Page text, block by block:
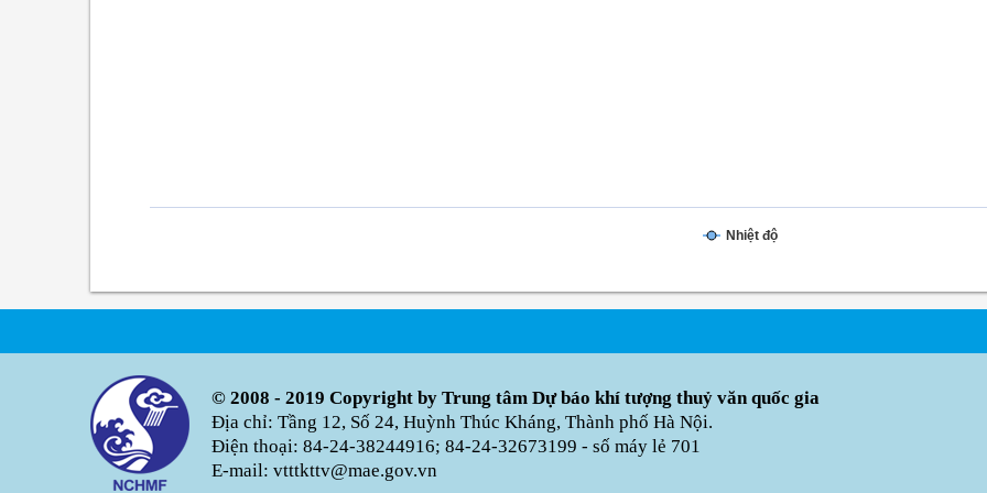
Nhiệt độ
© 2008 - 2019 Copyright by Trung tâm Dự báo khí tượng thuỷ văn quốc gia
Địa chỉ: Tầng 12, Số 24, Huỳnh Thúc Kháng, Thành phố Hà Nội.
Điện thoại: 84-24-38244916; 84-24-32673199 - số máy lẻ 701
E-mail: vtttkttv@mae.gov.vn